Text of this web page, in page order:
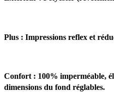
Plus : Impressions reflex et
Confort : 100% imperméable,
dimensions du fond réglables.